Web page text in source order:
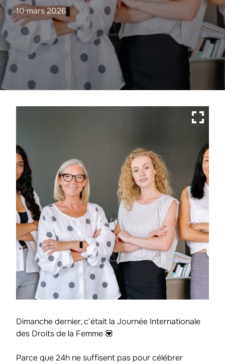
10 mars 2026
Dimanche dernier, c’était la Journée Internationale
des Droits de la Femme 💟
Parce que 24h ne suffisent pas pour célébrer